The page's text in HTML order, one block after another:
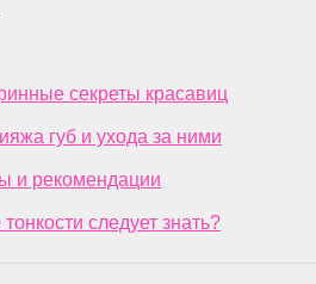
секреты красавиц
губ и ухода за ними
и рекомендации
следует знать?